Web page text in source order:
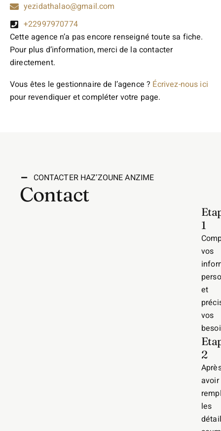
yezidathalao@gmail.com
+22997970774
Cette agence n’a pas encore renseigné toute sa fiche.
Pour plus d’information, merci de la contacter
directement.
Vous êtes le gestionnaire de l’agence ? Écrivez-nous ici
pour revendiquer et compléter votre page.
CONTACTER HAZ’ZOUNE ANZIME
Contact
1
vos
et
vos
2
avoir
les